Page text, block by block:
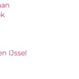
IJssel